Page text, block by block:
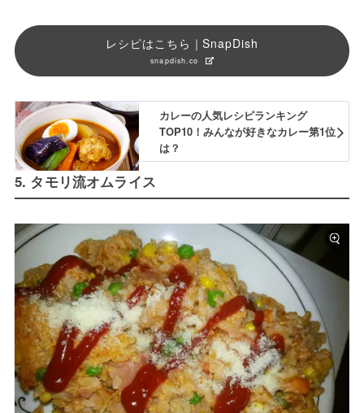
レシピはこちら｜SnapDish
snapdish.co
カレーの人気レシピランキング
TOP10！みんなが好きなカレー第1位
は？
5. タモリ流オムライス